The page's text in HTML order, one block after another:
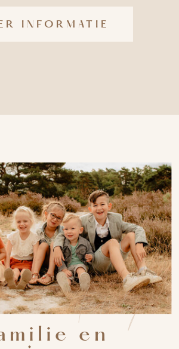
INFORMATIE
family
en